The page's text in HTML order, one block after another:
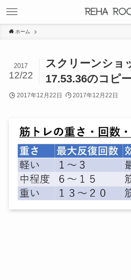
ホーム
スクリーンショ
17.53.36のコピー
2017
12/22
2017年12月22日 2017年12月22日